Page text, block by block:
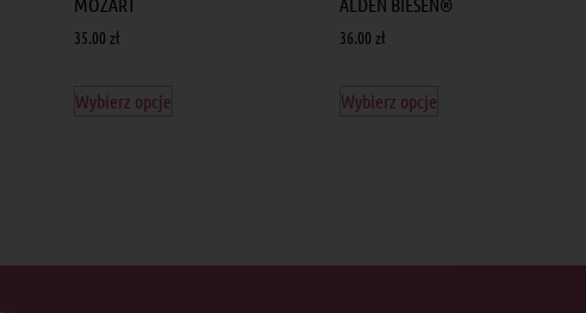
35.00 zł
Wybierz opcje
36.00 zł
Wybierz opcje